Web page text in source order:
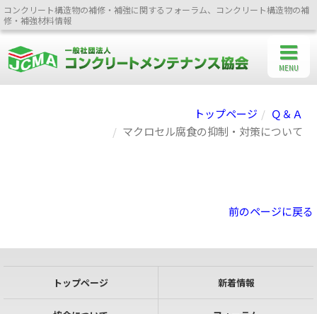
コンクリート構造物の補修・補強に関するフォーラム、コンクリート構造物の補
修・補強材料情報
トップページ
Ｑ＆Ａ
マクロセル腐食の抑制・対策について
前のページに戻る
トップページ 新着情報
MENU